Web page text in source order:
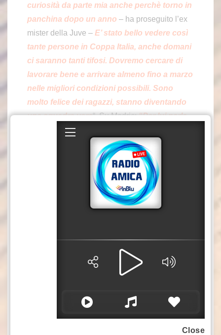
curiosità da parte mia anche perchè torno in
panchina dopo un anno – ha proseguito l’ex
mister della Juve – E’ stato bello vedere così
tante persone in Coppa Italia, anche domani
ci saranno tanti tifosi. Dovremo cercare di
lavorare bene e arrivare almeno fino a marzo
nelle migliori condizioni possibili. Sono
molto felice dei ragazzi, stanno diventando
una squadra vera“. Su Modric:“Per lui parla
la carriera, è meraviglioso quando tocca la
palla ed è entrato con umiltà nel gruppo.
Non può avere la fisicità di dieci anni fa,
starà a me cercare di gestirlo durante
l’annata perchè sarà molto utile alla squadra,
Allegri si è detto soddisfatto del mercato fatto
lavoro sia in uscita che in entrata, tutti i
giorni ci sentiamo con la dirigenza per
capire gli obiettivi e vedere cosa potrà
a disposizione, adesso però l’importante è la
partita di domani sera”.
Allegri ha concluso
Close